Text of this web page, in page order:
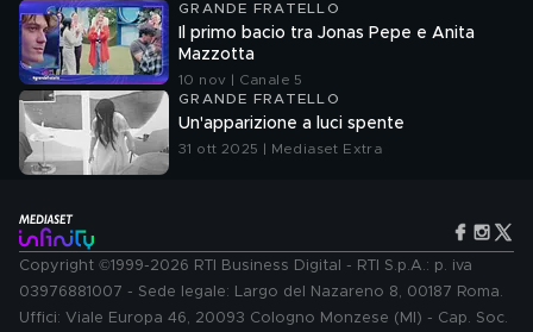
GRANDE FRATELLO
Il primo bacio tra Jonas Pepe e Anita
Mazzotta
10 nov | Canale 5
GRANDE FRATELLO
Un'apparizione a luci spente
31 ott 2025 | Mediaset Extra
Copyright ©1999-2026 RTI Business Digital - RTI S.p.A.: p. iva
03976881007 - Sede legale: Largo del Nazareno 8, 00187 Roma.
Uffici: Viale Europa 46, 20093 Cologno Monzese (MI) - Cap. Soc.